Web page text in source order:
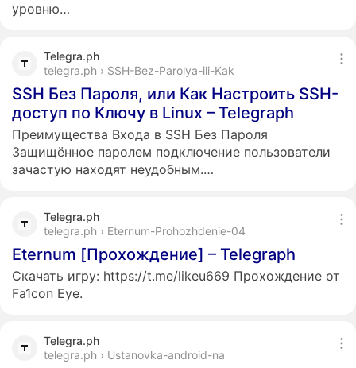
уровню…
Telegra.ph
telegra.ph › SSH-Bez-Parolya-ili-Kak
SSH Без Пароля, или Как Настроить SSH-
доступ по Ключу в Linux – Telegraph
Преимущества Входа в SSH Без Пароля
Защищённое паролем подключение пользователи
зачастую находят неудобным.…
Telegra.ph
telegra.ph › Eternum-Prohozhdenie-04
Eternum [Прохождение] – Telegraph
Скачать игру: https://t.me/likeu669 Прохождение от
Fa1con Eye.
Telegra.ph
telegra.ph › Ustanovka-android-na